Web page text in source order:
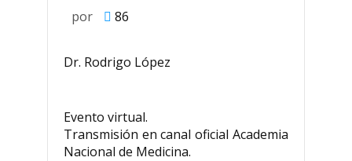
por 86
Dr. Rodrigo López
Evento virtual.
Transmisión en canal oficial Academia
Nacional de Medicina.